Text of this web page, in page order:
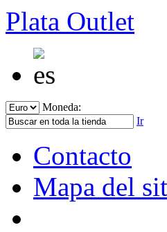
Plata Outlet
Moneda:
Ir
Contacto
Mapa del